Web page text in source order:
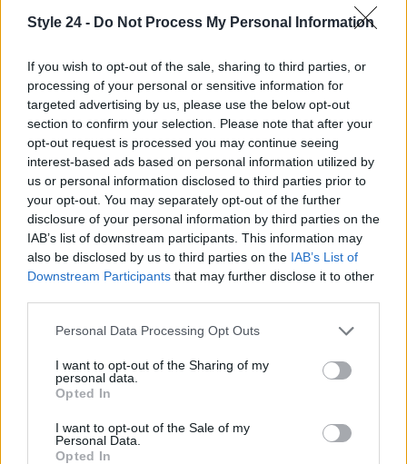
Style 24 - Do Not Process My Personal Information
If you wish to opt-out of the sale, sharing to third parties, or
processing of your personal or sensitive information for
targeted advertising by us, please use the below opt-out
section to confirm your selection. Please note that after your
opt-out request is processed you may continue seeing
interest-based ads based on personal information utilized by
us or personal information disclosed to third parties prior to
your opt-out. You may separately opt-out of the further
disclosure of your personal information by third parties on the
IAB’s list of downstream participants. This information may
also be disclosed by us to third parties on the IAB’s List of
Downstream Participants that may further disclose it to other
Please note that this website/app uses one or more Google
not limited to your visit or usage behaviour. You may click to
grant or deny consent to Google and its third-party tags to
use your data for below specified purposes in below Google
consent section.
Personal Data Processing Opt Outs
I want to opt-out of the Sharing of my
personal data.
Opted In
I want to opt-out of the Sale of my
Personal Data.
Opted In
Continua a leggere